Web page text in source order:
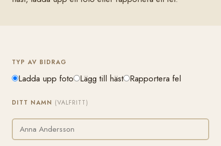
TYP AV BIDRAG
Ladda upp foto Lägg till häst Rapportera fel
DITT NAMN (VALFRITT)